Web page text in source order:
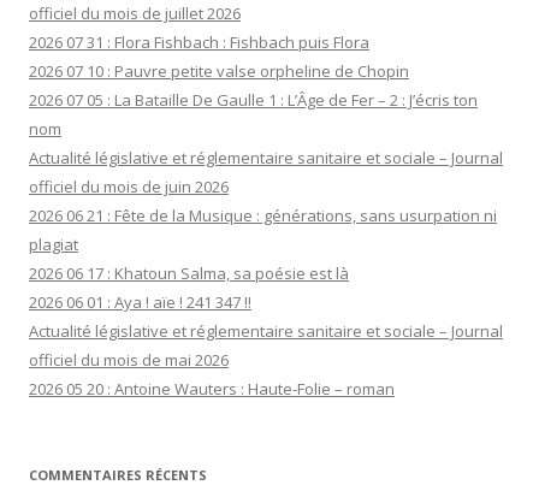
officiel du mois de juillet 2026
2026 07 31 : Flora Fishbach : Fishbach puis Flora
2026 07 10 : Pauvre petite valse orpheline de Chopin
2026 07 05 : La Bataille De Gaulle 1 : L’Âge de Fer – 2 : J’écris ton
nom
Actualité législative et réglementaire sanitaire et sociale – Journal
officiel du mois de juin 2026
2026 06 21 : Fête de la Musique : générations, sans usurpation ni
plagiat
2026 06 17 : Khatoun Salma, sa poésie est là
2026 06 01 : Aya ! aïe ! 241 347 !!
Actualité législative et réglementaire sanitaire et sociale – Journal
officiel du mois de mai 2026
2026 05 20 : Antoine Wauters : Haute-Folie – roman
COMMENTAIRES RÉCENTS